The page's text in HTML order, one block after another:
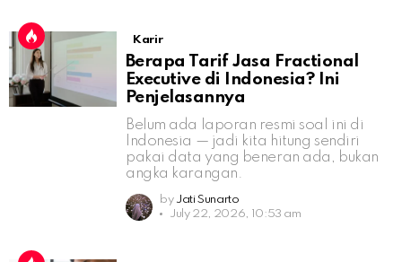
Karir
Berapa Tarif Jasa Fractional
Executive di Indonesia? Ini
Penjelasannya
Belum ada laporan resmi soal ini di
Indonesia — jadi kita hitung sendiri
pakai data yang beneran ada, bukan
angka karangan.
by Jati Sunarto
July 22, 2026, 10:53 am